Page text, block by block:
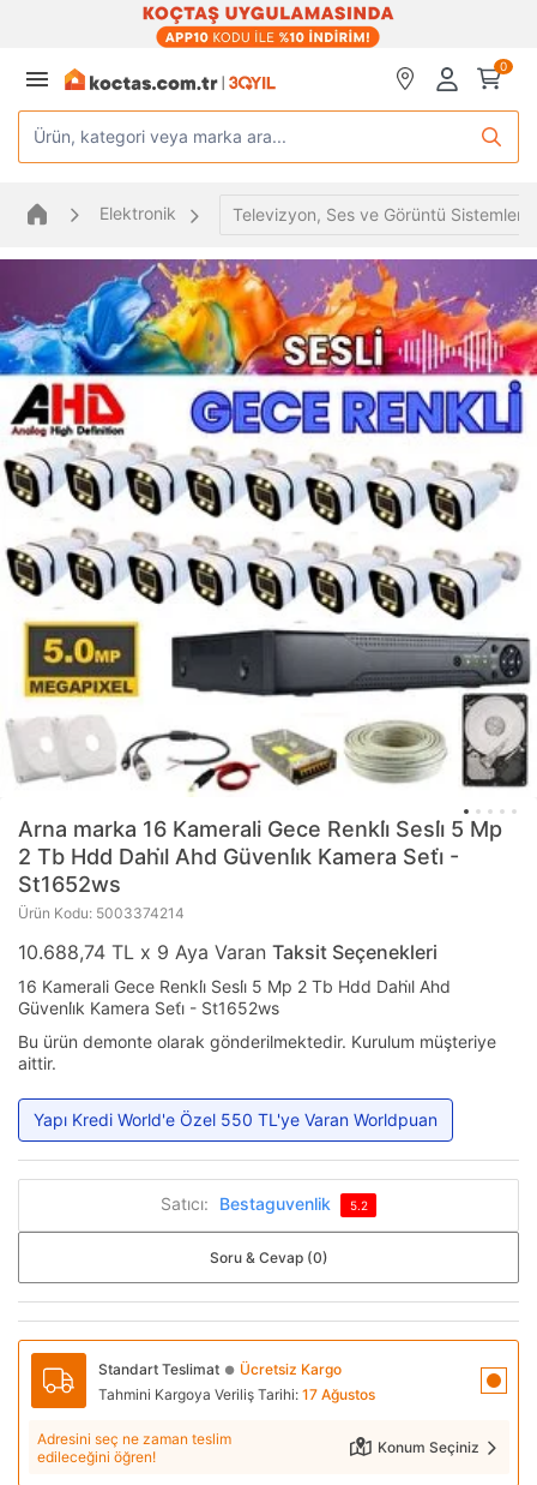
0
Ürün, kategori veya marka ara...
Elektronik Televizyon, Ses ve Görüntü Sistemleri
Arna marka 16 Kamerali Gece Renkli̇ Sesli̇ 5 Mp
2 Tb Hdd Dahi̇l Ahd Güvenli̇k Kamera Seti̇ -
St1652ws
Ürün Kodu: 5003374214
10.688,74 TL x 9 Aya Varan Taksit Seçenekleri
16 Kamerali Gece Renkli̇ Sesli̇ 5 Mp 2 Tb Hdd Dahi̇l Ahd
Güvenli̇k Kamera Seti̇ - St1652ws
Bu ürün demonte olarak gönderilmektedir. Kurulum müşteriye
aittir.
Yapı Kredi World'e Özel 550 TL'ye Varan Worldpuan
Satıcı: Bestaguvenlik 5.2
Soru & Cevap (0)
Standart Teslimat ● Ücretsiz Kargo
Tahmini Kargoya Veriliş Tarihi: 17 Ağustos
Adresini seç ne zaman teslim
edileceğini öğren!
Konum Seçiniz